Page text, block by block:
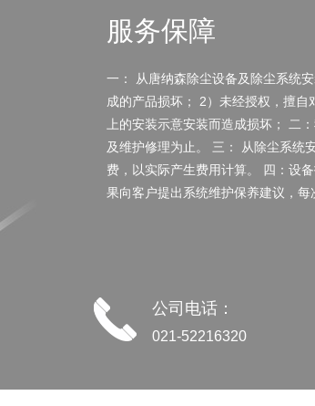
服务保障
一： 从唐纳森除尘设备及除尘系统
成的产品损坏； 2）未经授权，擅
上的安装示意安装而造成损坏； 二
及维护修理为止。 三： 从除尘系统
费，以实际产生费用计算。 四：设
果向客户提出系统维护保养建议，每
公司电话：
021-52216320